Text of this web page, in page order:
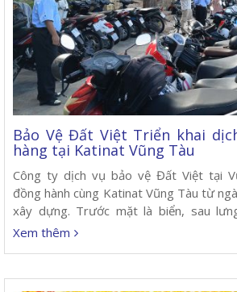
Bảo Vệ Đất Việt Triển khai
hàng tại Katinat Vũng Tàu
Công ty dịch vụ bảo vệ Đất Việt tại
đồng hành cùng Katinat Vũng Tàu từ
xây dựng. Trước mặt là biển, sau
Vũng Tàu nổi bật với mặt tiền trải dài
Xem thêm